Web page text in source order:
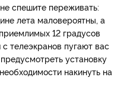
спешите переживать:
лета маловероятны, а
12 градусов
телеэкранов пугают вас
установку
накинуть на